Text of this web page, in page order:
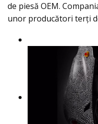
de piesă OEM.
unor producători terți